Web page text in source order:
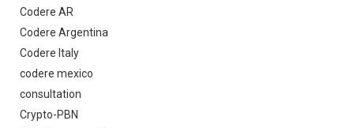
Codere AR
Codere Argentina
Codere Italy
codere mexico
consultation
Crypto-PBN